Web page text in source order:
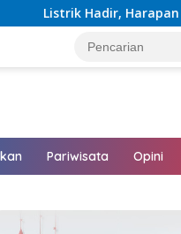
Sinergi
Pariwisata Opini